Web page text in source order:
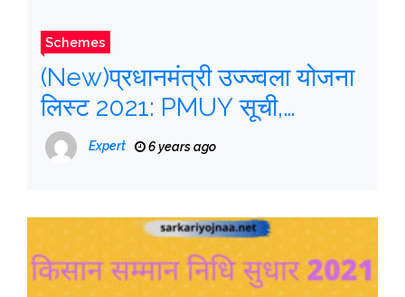
Schemes
(New)प्रधानमंत्री उज्ज्वला योजना
लिस्ट 2021: PMUY सूची,
Ujjwala Yojana List 2021,
LPG List
Expert 6 years ago